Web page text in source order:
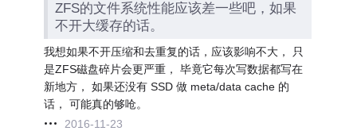
ZFS的文件系统性能应该差一些吧，如果
不开大缓存的话。
我想如果不开压缩和去重复的话，应该影响不大， 只
是ZFS磁盘碎片会更严重， 毕竟它每次写数据都写在
新地方， 如果还没有 SSD 做 meta/data cache 的
话， 可能真的够呛。
2016-11-23